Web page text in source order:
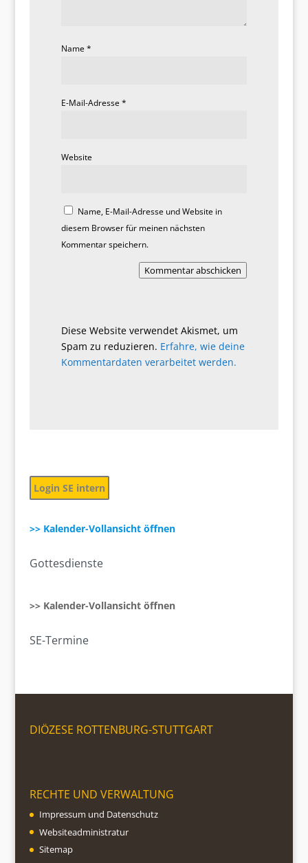
Name *
E-Mail-Adresse *
Website
Name, E-Mail-Adresse und Website in
diesem Browser für meinen nächsten
Kommentar speichern.
Kommentar abschicken
Diese Website verwendet Akismet, um
Spam zu reduzieren. Erfahre, wie deine
Kommentardaten verarbeitet werden.
Login SE intern
>> Kalender-Vollansicht öffnen
Gottesdienste
>> Kalender-Vollansicht öffnen
SE-Termine
DIÖZESE ROTTENBURG-STUTTGART
RECHTE UND VERWALTUNG
Impressum und Datenschutz
Websiteadministratur
Sitemap